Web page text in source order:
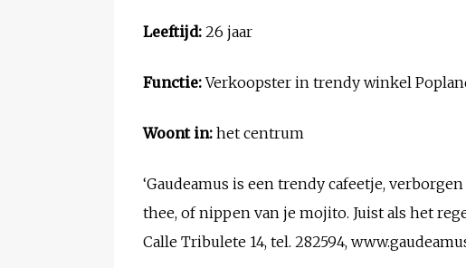
Leeftijd: 26 jaar
Functie:Verkoopster in trendy winkel
Woont in: het centrum
‘Gaudeamus is een trendy cafeetje,
thee, of nippen van je mojito. Juist als het
Calle Tribulete 14, tel. 282594,